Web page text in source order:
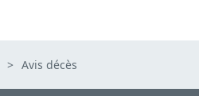
> Avis décès